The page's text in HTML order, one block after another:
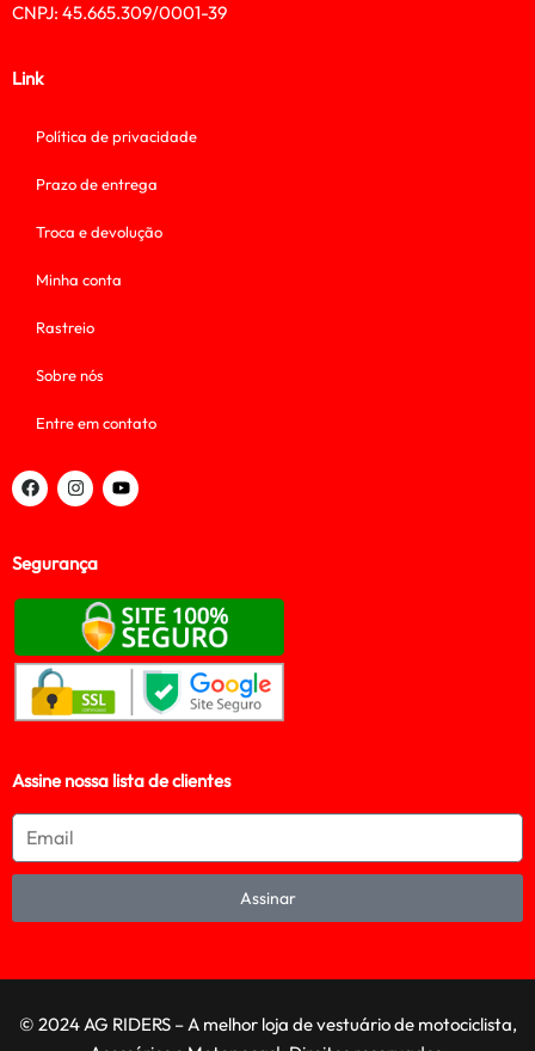
CNPJ: 45.665.309/0001-39
Link
Política de privacidade
Prazo de entrega
Troca e devolução
Minha conta
Rastreio
Sobre nós
Entre em contato
Segurança
Assine nossa lista de clientes
Assinar
© 2024 AG RIDERS – A melhor loja de vestuário de motociclista,